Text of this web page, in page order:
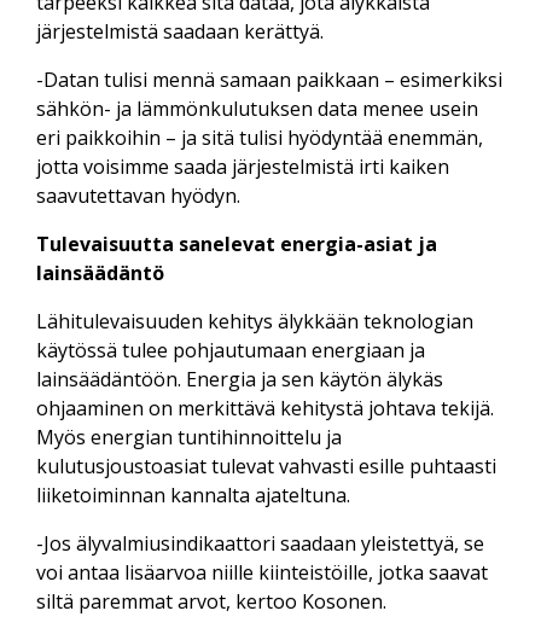
järjestelmistä saadaan kerättyä.
-Datan tulisi mennä samaan paikkaan – esimerkiksi
sähkön- ja lämmönkulutuksen data menee usein
eri paikkoihin – ja sitä tulisi hyödyntää enemmän,
jotta voisimme saada järjestelmistä irti kaiken
saavutettavan hyödyn.
Tulevaisuutta sanelevat energia-asiat ja
lainsäädäntö
Lähitulevaisuuden kehitys älykkään teknologian
käytössä tulee pohjautumaan energiaan ja
lainsäädäntöön. Energia ja sen käytön älykäs
ohjaaminen on merkittävä kehitystä johtava tekijä.
Myös energian tuntihinnoittelu ja
kulutusjoustoasiat tulevat vahvasti esille puhtaasti
liiketoiminnan kannalta ajateltuna.
-Jos älyvalmiusindikaattori saadaan yleistettyä, se
voi antaa lisäarvoa niille kiinteistöille, jotka saavat
siltä paremmat arvot, kertoo Kosonen.